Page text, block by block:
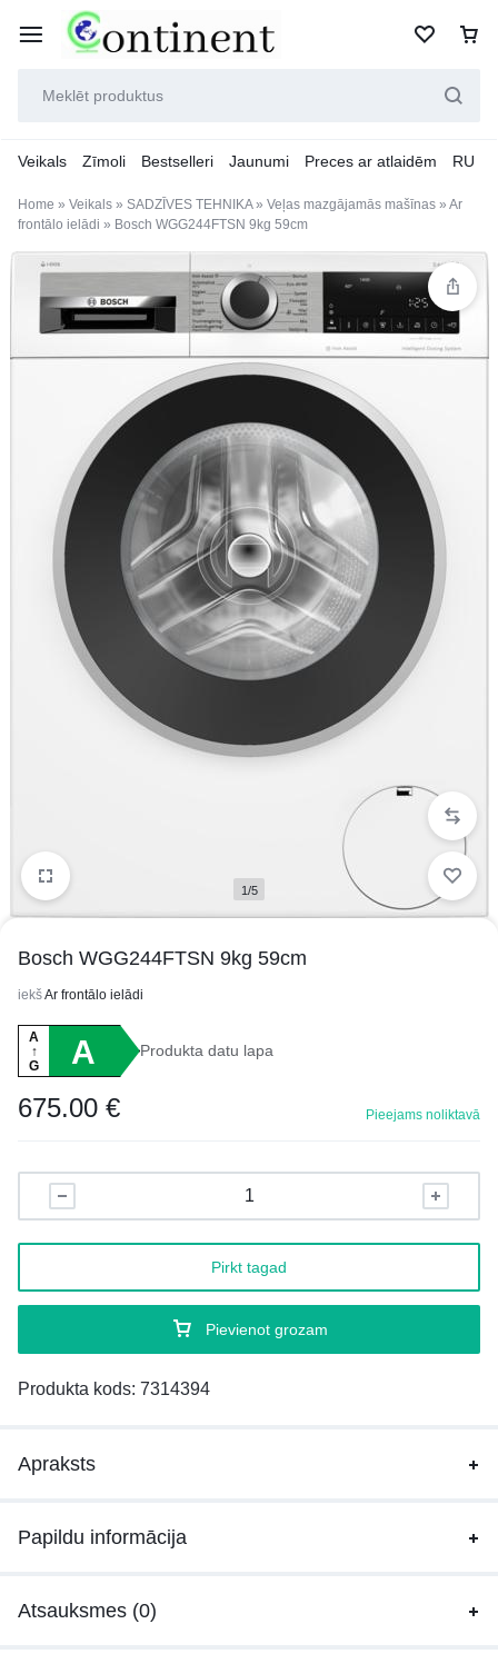
Veikals Zīmoli Bestselleri Jaunumi Preces ar atlaidēm RU
Home » Veikals » SADZĪVES TEHNIKA» Veļas mazgājamās mašīnas » Ar
frontālo ielādi » Bosch WGG244FTSN 9kg 59cm
1/5
Bosch WGG244FTSN 9kg 59cm
iekšAr frontālo ielādi
A
↑
G
A Produkta datu lapa
675.00 € Pieejams noliktavā
Pievienot grozam
Pirkt tagad
Produkta kods: 7314394
Apraksts
Papildu informācija
Atsauksmes (0)